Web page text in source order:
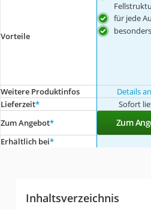
Vorteile
für jede
Weitere Produktinfos Details
Lieferzeit* Sofort
Zum Angebot* Zum
Erhältlich bei*
Inhaltsverzeichnis